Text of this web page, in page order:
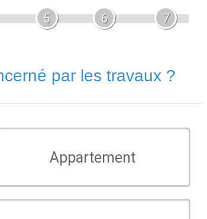
5 6 7
par les travaux ?
Appartement